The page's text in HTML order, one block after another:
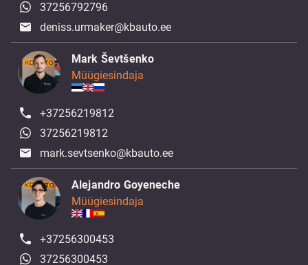
37256792796
deniss.urmaker@kbauto.ee
Mark Ševtšenko
Müügiesindaja
+37256219812
37256219812
mark.sevtsenko@kbauto.ee
Alejandro Goyeneche
Müügiesindaja
+37256300453
37256300453